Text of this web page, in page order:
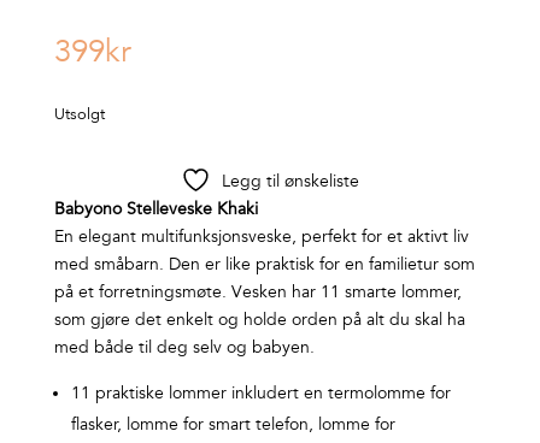
399kr
Utsolgt
Legg til ønskeliste
Babyono Stelleveske Khaki
En elegant multifunksjonsveske, perfekt for et aktivt liv
med småbarn. Den er like praktisk for en familietur som
på et forretningsmøte. Vesken har 11 smarte lommer,
som gjøre det enkelt og holde orden på alt du skal ha
med både til deg selv og babyen.
11 praktiske lommer inkludert en termolomme for
flasker, lomme for smart telefon, lomme for